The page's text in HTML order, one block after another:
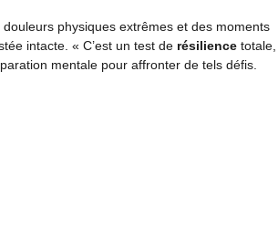
douleurs physiques extrêmes et des moments
intacte. « C’est un test de résilience totale,
mentale pour affronter de tels défis.